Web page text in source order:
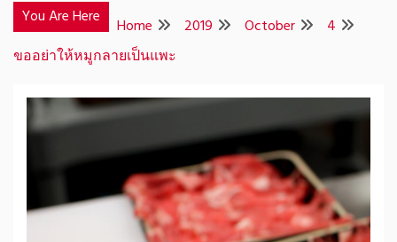
You Are Here Home 2019 October
4
ขออย่าให้หมูกลายเป็นแพะ